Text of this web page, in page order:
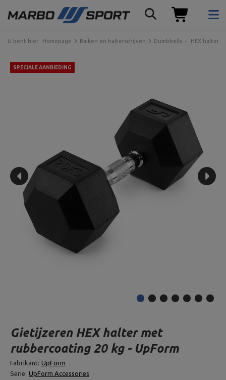
U bent hier: Homepage Balken en halterschijven Dumbbells HEX halters
SPECIALE AANBIEDING
Gietijzeren HEX halter met
rubbercoating 20 kg - UpForm
Fabrikant: UpForm
Serie: UpForm Accessories